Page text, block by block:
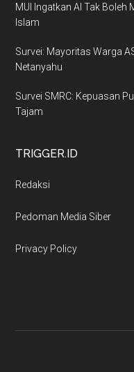
MUI Ingatkan AI Tak Boleh
Islam
Survei: Mayoritas Warga
Netanyahu
Survei SMRC: Kepuasan
Tajam
TRIGGER.ID
Redaksi
Pedoman Media Siber
Privacy Policy